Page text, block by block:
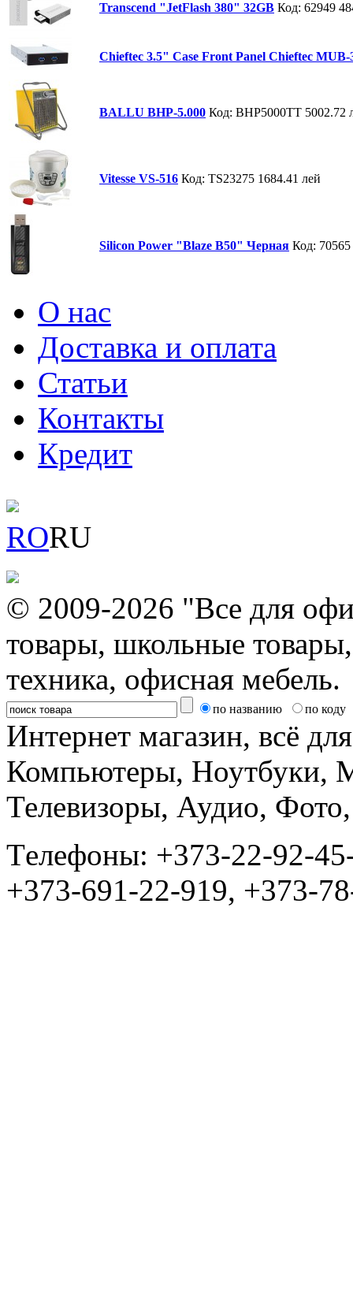
Transcend "JetFlash 380" 32GB Код: 62949
Chieftec 3.5" Case Front Panel Chieftec
BALLU BHP-5.000 Код: BHP5000TT 5002.72
Vitesse VS-516 Код: TS23275 1684.41 лей
Silicon Power "Blaze B50" Черная Код: 70565
О нас
Доставка и оплата
Статьи
Контакты
Кредит
RORU
© 2009-2026 "Все для
товары, школьные
техника, офисная мебель.
по названию по коду
Интернет магазин, всё
Компьютеры, Ноутбуки,
Телевизоры, Аудио,
Tелефоны: +373-22-92-
+373-691-22-919, +373-